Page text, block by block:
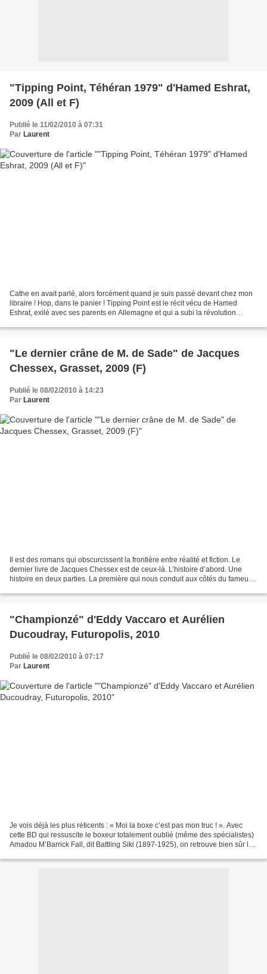
"Tipping Point, Téhéran 1979" d'Hamed Eshrat,
2009 (All et F)
Publié le 11/02/2010 à 07:31
Par Laurent
Cathe en avait parlé, alors forcément quand je suis passé devant chez mon
libraire ! Hop, dans le panier ! Tipping Point est le récit vécu de Hamed
Eshrat, exilé avec ses parents en Allemagne et qui a subi la révolution
"Le dernier crâne de M. de Sade" de Jacques
Chessex, Grasset, 2009 (F)
Publié le 08/02/2010 à 14:23
Par Laurent
Il est des romans qui obscurcissent la frontière entre réalité et fiction. Le
dernier livre de Jacques Chessex est de ceux-là. L’histoire d’abord. Une
histoire en deux parties. La première qui nous conduit aux côtés du fameux
"Championzé" d'Eddy Vaccaro et Aurélien
Ducoudray, Futuropolis, 2010
Publié le 08/02/2010 à 07:17
Par Laurent
Je vois déjà les plus réticents : « Moi la boxe c’est pas mon truc ! ». Avec
cette BD qui ressuscite le boxeur totalement oublié (même des spécialistes)
Amadou M’Barrick Fall, dit Battling Siki (1897-1925), on retrouve bien sûr le